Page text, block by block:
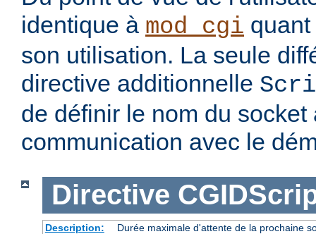
identique à mod_cgi
son utilisation. La seule
directive additionnelle
de définir le nom du
communication avec le
Directive
Description:
Durée maximale d'attente de la prochaine